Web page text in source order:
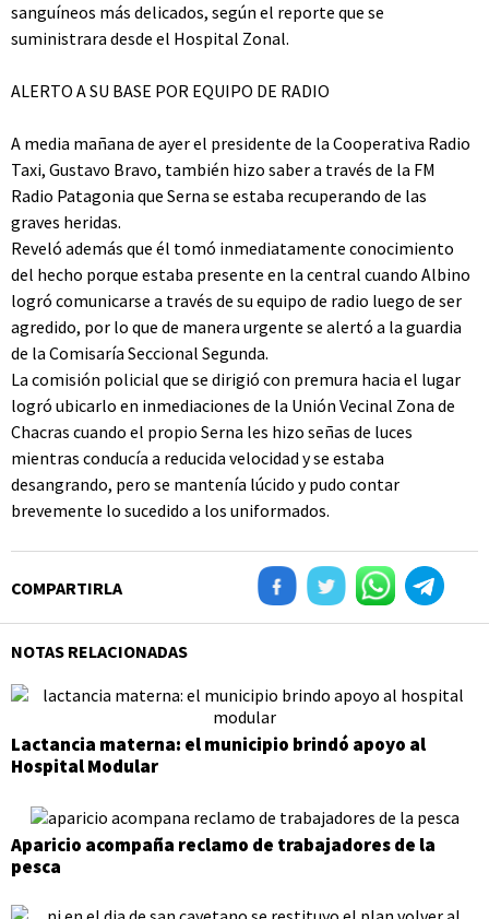
sanguíneos más delicados, según el reporte que se
suministrara desde el Hospital Zonal.
ALERTO A SU BASE POR EQUIPO DE RADIO
A media mañana de ayer el presidente de la Cooperativa Radio
Taxi, Gustavo Bravo, también hizo saber a través de la FM
Radio Patagonia que Serna se estaba recuperando de las
graves heridas.
Reveló además que él tomó inmediatamente conocimiento
del hecho porque estaba presente en la central cuando Albino
logró comunicarse a través de su equipo de radio luego de ser
agredido, por lo que de manera urgente se alertó a la guardia
de la Comisaría Seccional Segunda.
La comisión policial que se dirigió con premura hacia el lugar
logró ubicarlo en inmediaciones de la Unión Vecinal Zona de
Chacras cuando el propio Serna les hizo señas de luces
mientras conducía a reducida velocidad y se estaba
desangrando, pero se mantenía lúcido y pudo contar
brevemente lo sucedido a los uniformados.
COMPARTIRLA
NOTAS RELACIONADAS
Lactancia materna: el municipio brindó apoyo al
Hospital Modular
Aparicio acompaña reclamo de trabajadores de la
pesca